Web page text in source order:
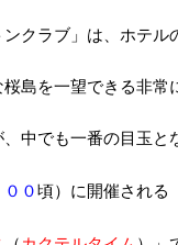
クラブ」は、 ホテル
島を一望できる非常
中でも一番の目玉と
０頃）に開催される